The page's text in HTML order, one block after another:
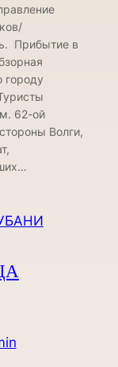
Прибытие в
городу
62-ой
Волги,